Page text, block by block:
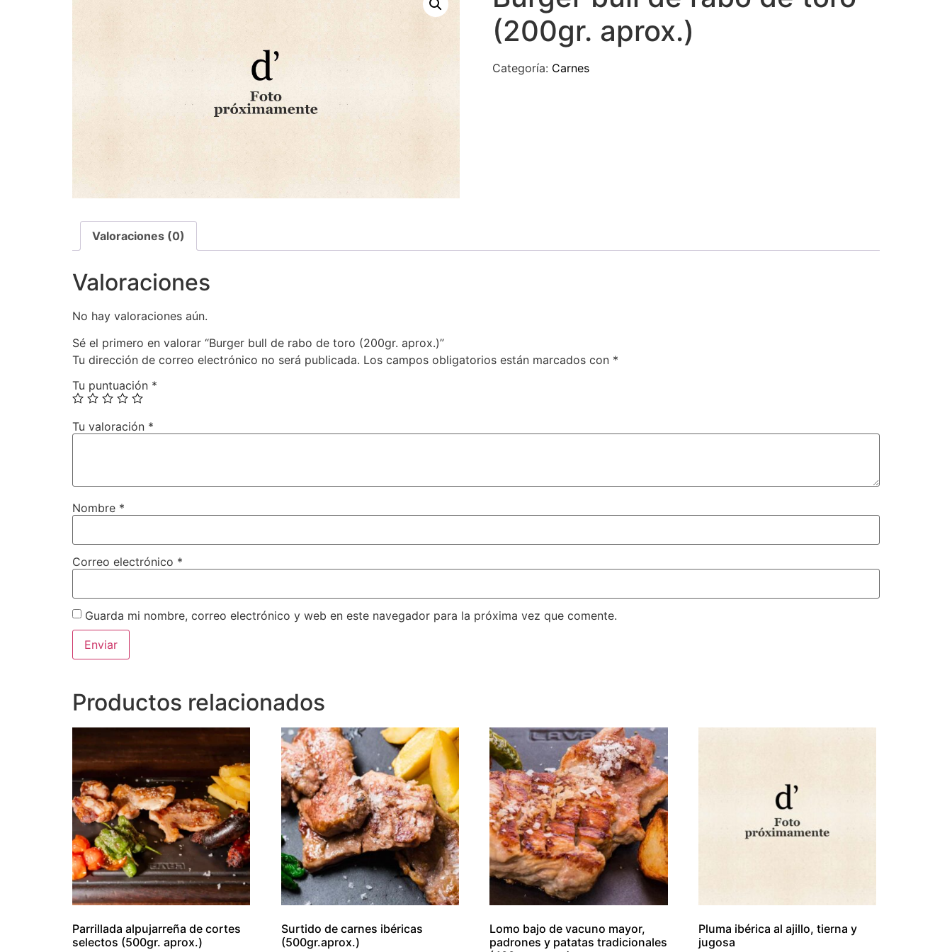
(200gr. aprox.)
Categoría: Carnes
Valoraciones (0)
Valoraciones
No hay valoraciones aún.
Sé el primero en valorar “Burger bull de rabo de toro (200gr. aprox.)”
Tu dirección de correo electrónico no será publicada. Los campos obligatorios están marcados con *
Tu puntuación *
Tu valoración *
Nombre *
Correo electrónico *
Guarda mi nombre, correo electrónico y web en este navegador para la próxima vez que comente.
Productos relacionados
Parrillada alpujarreña de cortes
selectos (500gr. aprox.)
Surtido de carnes ibéricas
(500gr.aprox.)
Lomo bajo de vacuno mayor,
padrones y patatas tradicionales
Pluma ibérica al ajillo, tierna y
jugosa